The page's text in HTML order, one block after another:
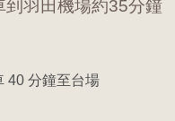
到羽田機場約35分鐘
40 分鐘至台場